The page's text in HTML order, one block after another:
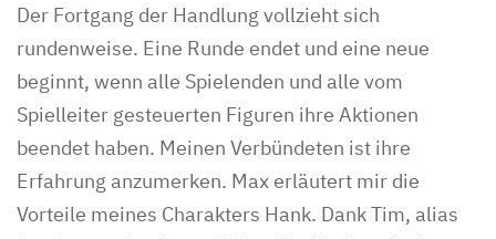
Der Fortgang der Handlung vollzieht sich
rundenweise. Eine Runde endet und eine neue
beginnt, wenn alle Spielenden und alle vom
Spielleiter gesteuerten Figuren ihre Aktionen
beendet haben. Meinen Verbündeten ist ihre
Erfahrung anzumerken. Max erläutert mir die
Vorteile meines Charakters Hank. Dank Tim, alias